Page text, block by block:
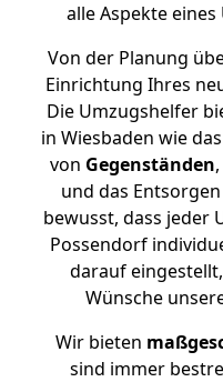
alle Aspekte
Von der Planung
Einrichtung Ihres
Die Umzugshelfer
in Wiesbaden wie das
von Gegenständen
und das
bewusst, dass jeder
Possendorf
darauf
Wünsche
Wir bieten
sind immer